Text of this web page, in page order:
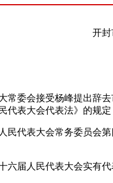
开封市
委会接受杨峰提出辞去
代表大会代表法》的规
代表大会常务委员会第
届人民代表大会实有代